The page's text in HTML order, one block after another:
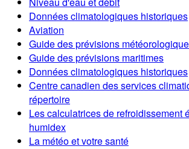
Données climatologiques historiques
Aviation
Guide des prévisions
Guide des prévisions maritimes
Données climatologiques historiques
Centre canadien des services
répertoire
Les calculatrices de refroidissement
humidex
La météo et votre santé